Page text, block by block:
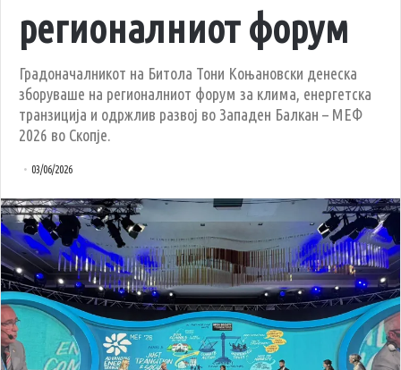
регионалниот форум
Градоначалникот на Битола Тони Коњановски денеска
зборуваше на регионалниот форум за клима, енергетска
транзиција и одржлив развој во Западен Балкан – МЕФ
2026 во Скопје.
03/06/2026